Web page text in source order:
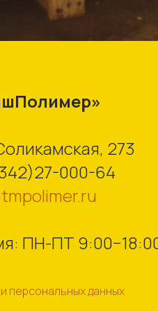
273
000-64
ПН-ПТ
персональных данных